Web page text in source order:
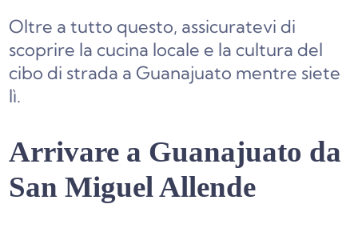
Oltre a tutto questo, assicuratevi di
scoprire la cucina locale e la cultura del
cibo di strada a Guanajuato mentre siete
lì.
Arrivare a Guanajuato da
San Miguel Allende